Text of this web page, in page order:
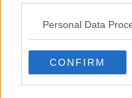
Personal Data
CONFIRM
​Vespa che passione!
​Lasciate ai vostri figli il
​Parole d’amore regalate
​Essere genitori di un
​Saper pazientare
​Giornata del Fiocchetto